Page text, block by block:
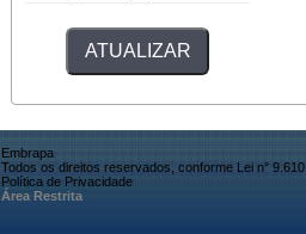
Embrapa
Todos os direitos reservados, conforme Lei n° 9.610
Política de Privacidade
Área Restrita